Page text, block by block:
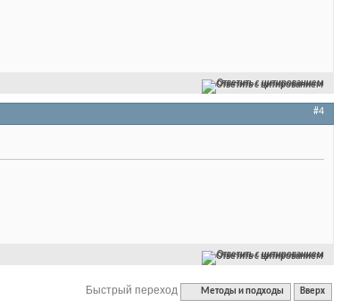
Ответить с цитированием
#4
Ответить с цитированием
Быстрый переход Методы и подходы Вверх